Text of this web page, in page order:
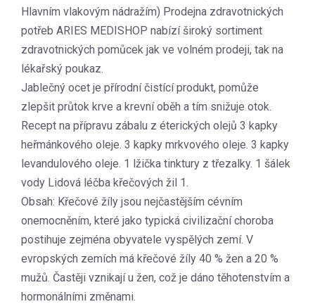
Hlavním vlakovým nádražím) Prodejna zdravotnických
potřeb ARIES MEDISHOP nabízí široký sortiment
zdravotnických pomůcek jak ve volném prodeji, tak na
lékařský poukaz.
Jablečný ocet je přírodní čistící produkt, pomůže
zlepšit průtok krve a krevní oběh a tím snižuje otok.
Recept na přípravu zábalu z éterických olejů 3 kapky
heřmánkového oleje. 3 kapky mrkvového oleje. 3 kapky
levandulového oleje. 1 lžička tinktury z třezalky. 1 šálek
vody Lidová léčba křečových žil 1.
Obsah: Křečové žíly jsou nejčastějším cévním
onemocněním, které jako typická civilizační choroba
postihuje zejména obyvatele vyspělých zemí. V
evropských zemích má křečové žíly 40 % žen a 20 %
mužů. Častěji vznikají u žen, což je dáno těhotenstvím a
hormonálními změnami.